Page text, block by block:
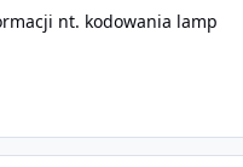
nt. kodowania lamp